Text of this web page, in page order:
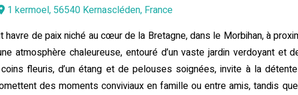
1 kermoel, 56540 Kernascléden, France
de paix niché au cœur de la Bretagne, dans le Morbihan, à
atmosphère chaleureuse, entouré d’un vaste jardin verdoyant et
coins fleuris, d’un étang et de pelouses soignées, invite à la
des moments conviviaux en famille ou entre amis, tandis